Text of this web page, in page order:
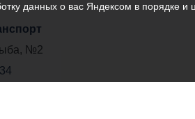
№2
данных о вас Яндексом в порядке и